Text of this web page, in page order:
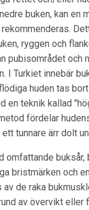
buken, kan en
ryggen och
pubisområdet och
I Turkiet innebär
huden tas
en teknik kallad
fördelar
tunnare ärr dolt
omfattande buksår,
bristmärken och
de raka
av övervikt eller